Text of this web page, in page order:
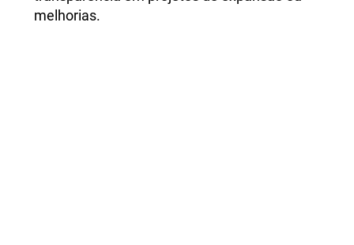
melhorias.